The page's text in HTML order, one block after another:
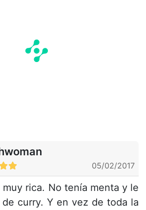
05/02/2017
rica. No tenía menta y le
curry. Y en vez de toda la